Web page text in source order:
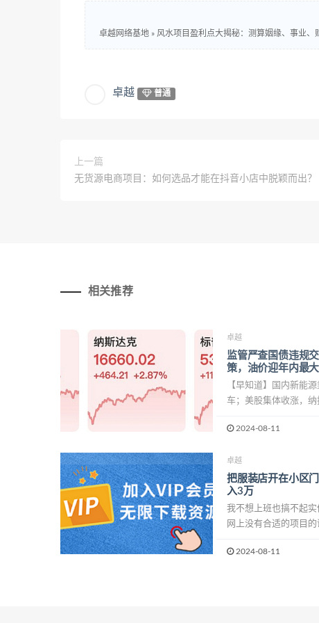
卓越网络基地 » 风水项目盈利点大揭秘：测算姻缘、事业
卓越 普通
上一篇
无货源电商项目：如何选品才能在抖音小店中脱颖而出？
相关推荐
卓越
监管严查国债违规
策，油价迎年内最
【早知道】国内新能
车；美股集体收涨，纳
2024-08-11
卓越
把服装店开在小区
入3万
我不想上班也搞不起
网上没有合适的项目
2024-08-11